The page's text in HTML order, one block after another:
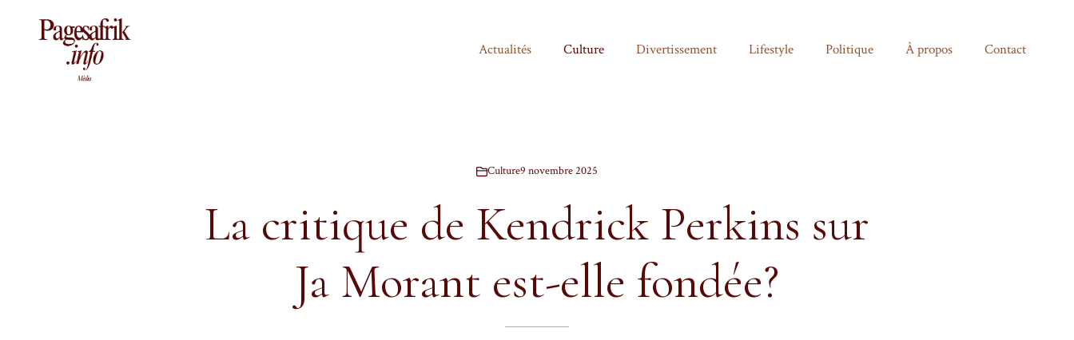
Actualités Culture Divertissement Lifestyle Politique À propos Contact
Culture9 novembre 2025
La critique de Kendrick Perkins sur
Ja Morant est-elle fondée?